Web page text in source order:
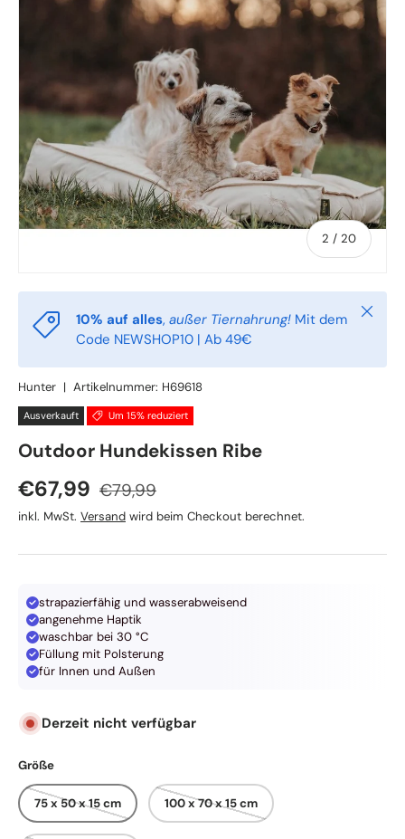
2 / von
20
10% auf alles, außer Tiernahrung! Mit dem
Code NEWSHOP10 | Ab 49€
Hunter | Artikelnummer: H69618
Ausverkauft Um 15% reduziert
Hunter
Outdoor Hundekissen Ribe
Verkaufspreis
€67,99 Normaler Preis
€79,99
inkl. MwSt. Versand wird beim Checkout berechnet.
strapazierfähig und wasserabweisend
angenehme Haptik
waschbar bei 30 °C
Füllung mit Polsterung
für Innen und Außen
Derzeit nicht verfügbar
Größe
75 x 50 x 15 cm 100 x 70 x 15 cm